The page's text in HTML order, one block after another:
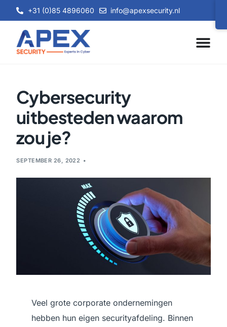
+31 (0)85 4896060 info@apexsecurity.nl
Cybersecurity
uitbesteden waarom
zou je?
SEPTEMBER 26, 2022
Veel grote corporate ondernemingen
hebben hun eigen securityafdeling. Binnen